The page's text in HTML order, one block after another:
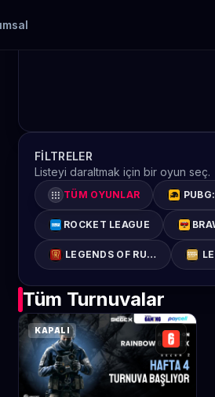
FILTRELER
Listeyi daraltmak için bir oyun seç.
apps TÜM OYUNLAR
ROCKET LEAGUE
LEGENDS OF RUNETERRA
Tüm Turnuvalar
KAPALI